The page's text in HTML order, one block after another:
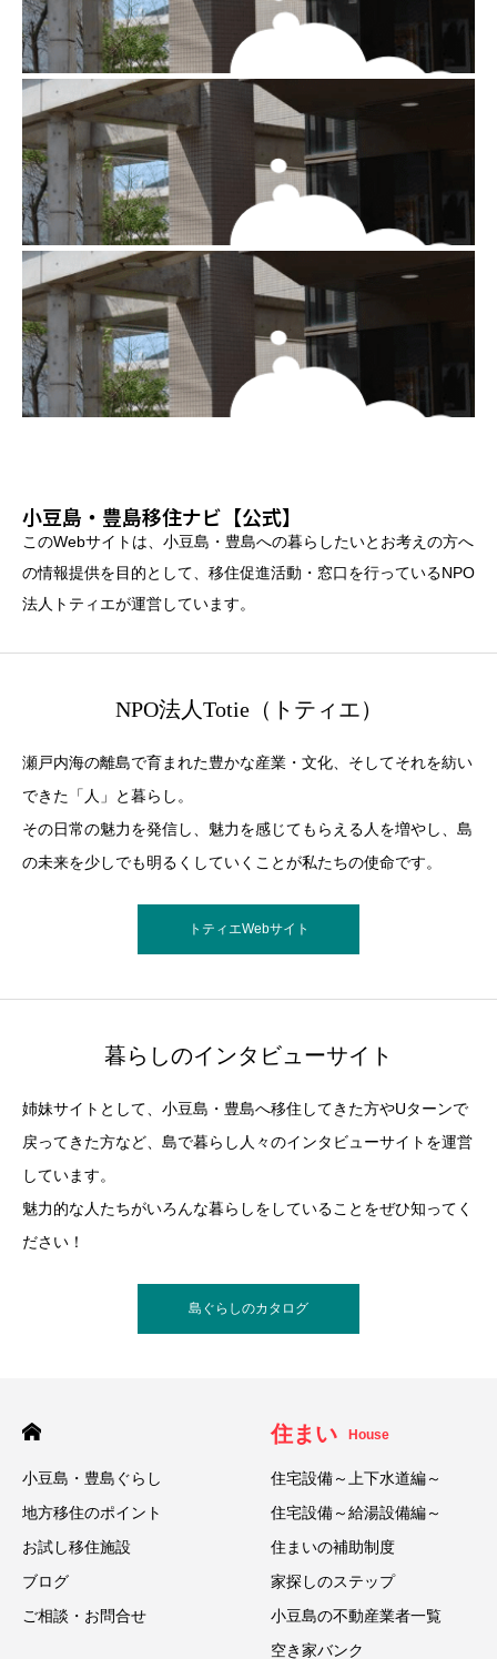
小豆島・豊島移住ナビ【公式】
このWebサイトは、小豆島・豊島への暮らしたいとお考えの方へ
の情報提供を目的として、移住促進活動・窓口を行っているNPO
法人トティエが運営しています。
NPO法人Totie（トティエ）
瀬戸内海の離島で育まれた豊かな産業・文化、そしてそれを紡い
できた「人」と暮らし。
その日常の魅力を発信し、魅力を感じてもらえる人を増やし、島
の未来を少しでも明るくしていくことが私たちの使命です。
トティエWebサイト
暮らしのインタビューサイト
姉妹サイトとして、小豆島・豊島へ移住してきた方やUターンで
戻ってきた方など、島で暮らし人々のインタビューサイトを運営
しています。
魅力的な人たちがいろんな暮らしをしていることをぜひ知ってく
ださい！
島ぐらしのカタログ
小豆島・豊島ぐらし
地方移住のポイント
お試し移住施設
ブログ
ご相談・お問合せ
住まい House
住宅設備～上下水道編～
住宅設備～給湯設備編～
住まいの補助制度
家探しのステップ
小豆島の不動産業者一覧
空き家バンク